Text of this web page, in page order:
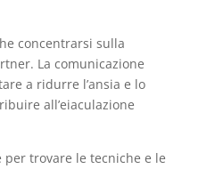
concentrarsi sulla
La comunicazione
a ridurre l’ansia e lo
all’eiaculazione
trovare le tecniche e le